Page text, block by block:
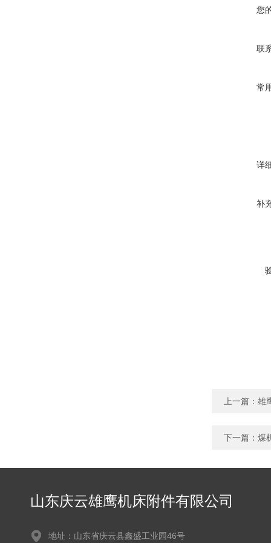
您
联
常
详
补
上一篇： 雄
下一篇： 煤
山东庆云雄鹰机床附件有限公司
地址：山东省庆云县鑫盛工业园46号